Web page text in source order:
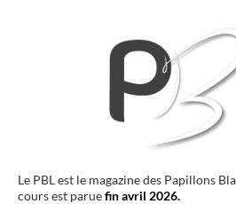
Le PBL est le magazine des Papillons
cours est paruefin avril 2026.